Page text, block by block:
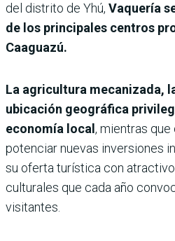
del distrito de Yhú, Vaquería
de los principales centros
Caaguazú.
La agricultura mecanizada,
ubicación geográfica
economía local , mientras
potenciar nuevas inversiones
su oferta turística con
culturales que cada año
visitantes.